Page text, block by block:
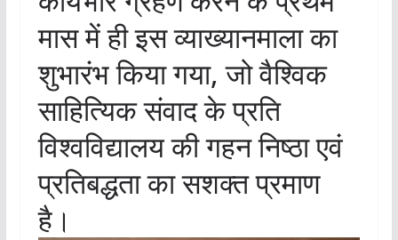
मास में ही इस व्याख्यानमाला का
शुभारंभ किया गया, जो वैश्विक
साहित्यिक संवाद के प्रति
विश्वविद्यालय की गहन निष्ठा एवं
प्रतिबद्धता का सशक्त प्रमाण
है।